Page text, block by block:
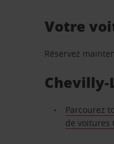
Votre
Réservez
Chevilly-
Parcourez
de voitures